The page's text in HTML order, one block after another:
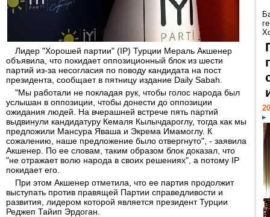
Лидер "Хорошей партии" (IP) Турции Мераль Акшенер
объявила, что покидает оппозиционный блок из шести
партий из-за несогласия по поводу кандидата на пост
президента, сообщает в пятницу издание Daily Sabah.
"Мы работали не покладая рук, чтобы голос народа был
услышан в оппозиции, чтобы донести до оппозиции
ожидания людей. На вчерашней встрече пять партий
выдвинули кандидатуру Кемаля Кылычдароглу, тогда как мы
предложили Мансура Яваша и Экрема Имамоглу. К
сожалению, наше предложение было отвергнуто", - заявила
Акшенер. По ее словам, таким образом блок доказал, что
"не отражает волю народа в своих решениях", а потому IP
покидает его.
При этом Акшенер отметила, что ее партия продолжит
выступать против правящей Партии справедливости и
развития, лидером которой является президент Турции
Реджеп Тайип Эрдоган.